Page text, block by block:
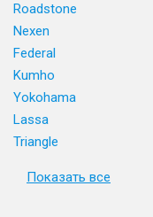
Roadstone
Nexen
Federal
Kumho
Yokohama
Lassa
Triangle
Показать все